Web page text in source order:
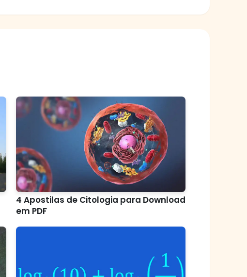
4 Apostilas de Citologia para Download
em PDF